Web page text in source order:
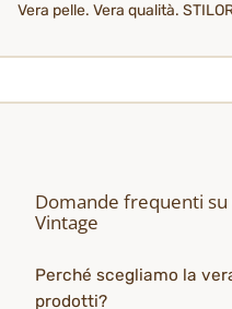
Vera pelle. Vera qualità.
Domande frequenti
Vintage
Perché scegliamo la
prodotti?